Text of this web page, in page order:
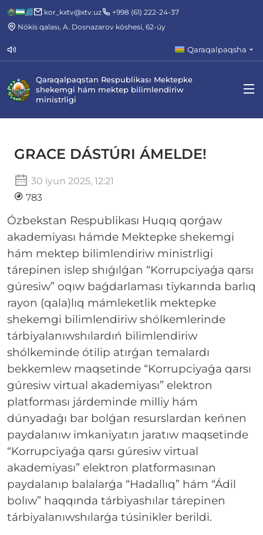
kor_kxtv@xtv.uz
+998 (61) 222-24-37
Nókis qalası, A. Dosnazarov kóshesi, 62-úy
Qaraqalpaqsha
Qaraqalpaqstan Respublikası Mektepke
shekemgi hám mektep bilimlendiriw
ministrligi
GRACE DÁSTÚRI ÁMELDE!
30 iyun 2025, 12:21
783
Ózbekstan Respublikası Huqıq qorǵaw
akademiyası hámde Mektepke shekemgi
hám mektep bilimlendiriw ministrligi
tárepinen islep shıǵılǵan “Korrupciyaǵa qarsı
gúresiw” oqıw baǵdarlaması tiykarında barlıq
rayon (qala)lıq mámleketlik mektepke
shekemgi bilimlendiriw shólkemlerinde
tárbiyalanıwshılardıń bilimlendiriw
shólkeminde ótilip atırǵan temalardı
bekkemlew maqsetinde “Korrupciyaǵa qarsı
gúresiw virtual akademiyası” elektron
platforması járdeminde milliy hám
dúnyadaǵı bar bolǵan resurslardan keńnen
paydalanıw imkaniyatın jaratıw maqsetinde
“Korrupciyaǵa qarsı gúresiw virtual
akademiyası” elektron platformasınan
paydalanıp balalarǵa “Hadallıq” hám “Ádil
bolıw” haqqında tárbiyashılar tárepinen
tárbiyalanıwshılarǵa túsinikler berildi.